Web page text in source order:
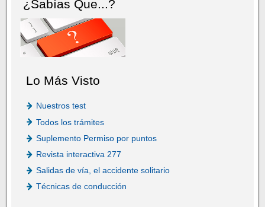
¿Sabías Que...?
Lo Más Visto
Nuestros test
Todos los trámites
Suplemento Permiso por puntos
Revista interactiva 277
Salidas de vía, el accidente solitario
Técnicas de conducción